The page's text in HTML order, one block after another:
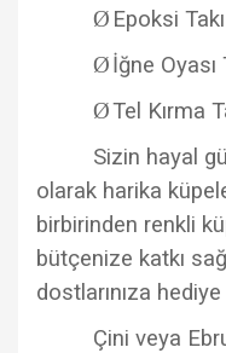
Ø Epoksi
Øİğne Oyası
ØTel Kırma
Sizin hayal
olarak harika
birbirinden renkli
bütçenize katkı
dostlarınıza
Çini veya